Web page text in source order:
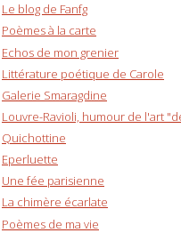
Le blog de Fanfg
Poèmes à la carte
Echos de mon grenier
Littérature poétique de Carole
Galerie Smaragdine
Louvre-Ravioli, humour de l'art
Quichottine
Eperluette
Une fée parisienne
La chimère écarlate
Poèmes de ma vie